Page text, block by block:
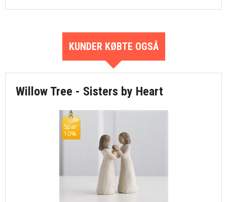
KUNDER KØBTE OGSÅ
Willow Tree - Sisters by Heart
Spar
10%